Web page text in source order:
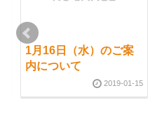
1月16日（水）のご案
内について
2019-01-15